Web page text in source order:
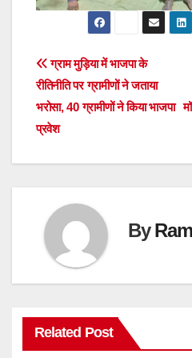
Post
navigation
ग्राम मुड़िया में भाजपा के
रीतिनीति पर ग्रामीणों ने जताया
भरोसा, 40 ग्रामीणों ने किया भाजपा
प्रवेश
By
Related Post